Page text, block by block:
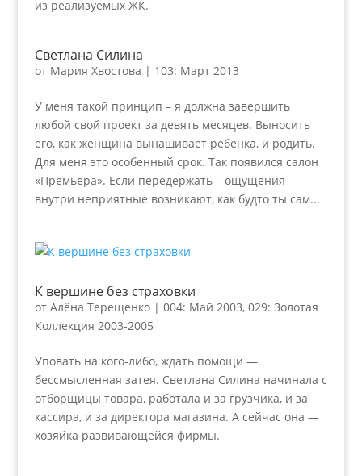
из реализуемых ЖК.
Светлана Силина
от Мария Хвостова | 103: Март 2013
У меня такой принцип – я должна завершить
любой свой проект за девять месяцев. Выносить
его, как женщина вынашивает ребенка, и родить.
Для меня это особенный срок. Так появился салон
«Премьера». Если передержать – ощущения
внутри неприятные возникают, как будто ты сам...
К вершине без страховки
от Алёна Терещенко| 004: Май 2003, 029: Золотая
Коллекция 2003-2005
Уповать на кого-либо, ждать помощи —
бессмысленная затея. Светлана Силина начинала с
отборщицы товара, работала и за грузчика, и за
кассира, и за директора магазина. А сейчас она —
хозяйка развивающейся фирмы.